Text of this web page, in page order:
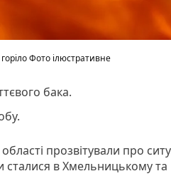
Фото ілюстративне
бака.
прозвітували про
сталися в Хмельницькому та